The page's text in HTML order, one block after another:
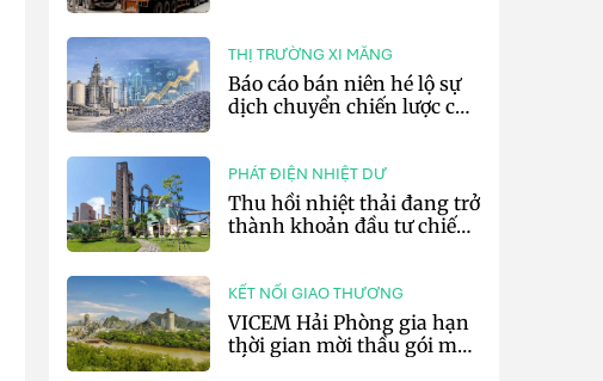
THỊ TRƯỜNG XI MĂNG
Báo cáo bán niên hé lộ sự
dịch chuyển chiến lược của
PHÁT ĐIỆN NHIỆT DƯ
Thu hồi nhiệt thải đang trở
thành khoản đầu tư chiến
KẾT NỐI GIAO THƯƠNG
VICEM Hải Phòng gia hạn
thời gian mời thầu gói mua